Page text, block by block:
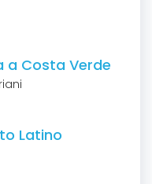
a Costa Verde
Latino